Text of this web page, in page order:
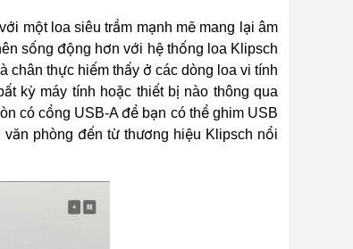
một loa siêu trầm mạnh mẽ mang lại âm
sống động hơn với hệ thống loa Klipsch
chân thực hiếm thấy ở các dòng loa vi tính
kỳ máy tính hoặc thiết bị nào thông qua
có cổng USB-A để bạn có thể ghim USB
phòng đến từ thương hiệu Klipsch nổi